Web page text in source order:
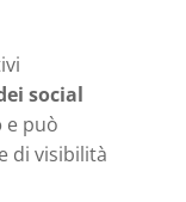
social
e può
di visibilità